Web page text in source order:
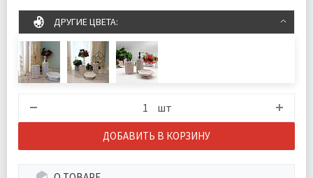
ДРУГИЕ ЦВЕТА:
шт
ДОБАВИТЬ В КОРЗИНУ